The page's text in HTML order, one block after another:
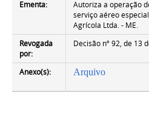
Ementa:
Autoriza a operação
serviço aéreo
Agrícola Ltda. - ME.
Revogada
por:
Decisão nº 92, de 13
Anexo(s): Arquivo